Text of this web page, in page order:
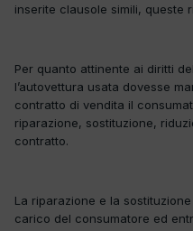
inserite clausole simili, queste
Per quanto attinente ai diritti
l’autovettura usata dovesse
contratto di vendita il
riparazione, sostituzione,
contratto.
La riparazione e la
carico del consumatore ed